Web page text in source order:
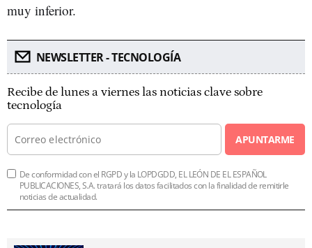
muy inferior.
NEWSLETTER - TECNOLOGÍA
Recibe de lunes a viernes las noticias clave sobre
tecnología
APUNTARME
De conformidad con el RGPD y la LOPDGDD, EL LEÓN DE EL ESPAÑOL
PUBLICACIONES, S.A. tratará los datos facilitados con la finalidad de remitirle
noticias de actualidad.